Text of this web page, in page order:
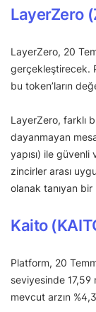
LayerZero
LayerZero, 20
gerçekleştirecek.
bu token’ların
LayerZero, farklı
dayanmayan
yapısı) ile
zincirler arası
olanak tanıyan
Kaito
Platform, 20
seviyesinde 17,59
mevcut arzın